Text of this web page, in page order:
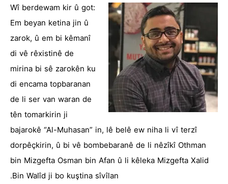
Wî berdewam kir û got:
Em beyan ketina jin û
zarok, û em bi kêmanî
di vê rêxistinê de
mirina bi sê zarokên ku
di encama topbaranan
de li ser van waran de
tên tomarkirin ji
bajarokê “Al-Muhasan” in, lê belê ew niha li vî terzî
dorpêçkirin, û bi vê bombebaranê de li nêzîkî Othman
bin Mizgefta Osman bin Afan û li kêleka Mizgefta Xalid
Bin Walîd ji bo kuştina sîvîlan.